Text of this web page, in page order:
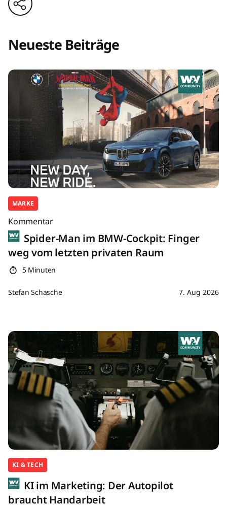
Neueste Beiträge
MARKE
Kommentar
Spider-Man im BMW-Cockpit: Finger
weg vom letzten privaten Raum
5 Minuten
Stefan Schasche 7. Aug 2026
KI & TECH
KI im Marketing: Der Autopilot
braucht Handarbeit